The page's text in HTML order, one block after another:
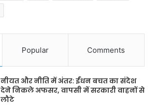
Popular Comments
नीयत और नीति में अंतर: ईंधन बचत का संदेश
देने निकले अफसर, वापसी में सरकारी वाहनों से
लौटे